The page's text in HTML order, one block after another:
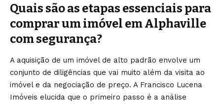
Quais são as etapas essenciais para
comprar um imóvel em Alphaville
com segurança?
A aquisição de um imóvel de alto padrão envolve um
conjunto de diligências que vai muito além da visita ao
imóvel e da negociação de preço. A Francisco Lucena
Imóveis elucida que o primeiro passo é a análise